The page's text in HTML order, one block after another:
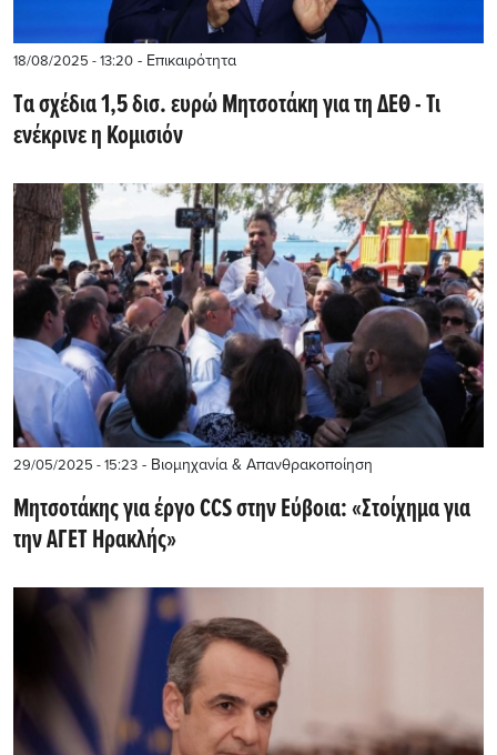
18/08/2025 - 13:20 - Επικαιρότητα
Tα σχέδια 1,5 δισ. ευρώ Μητσοτάκη για τη ΔΕΘ - Τι
ενέκρινε η Κομισιόν
29/05/2025 - 15:23 - Βιομηχανία & Απανθρακοποίηση
Μητσοτάκης για έργο CCS στην Εύβοια: «Στοίχημα για
την ΑΓΕΤ Ηρακλής»